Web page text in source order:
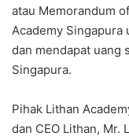
atau Memorandum
Academy Singapura
dan mendapat uang
Singapura.
Pihak Lithan
dan CEO Lithan, Mr.